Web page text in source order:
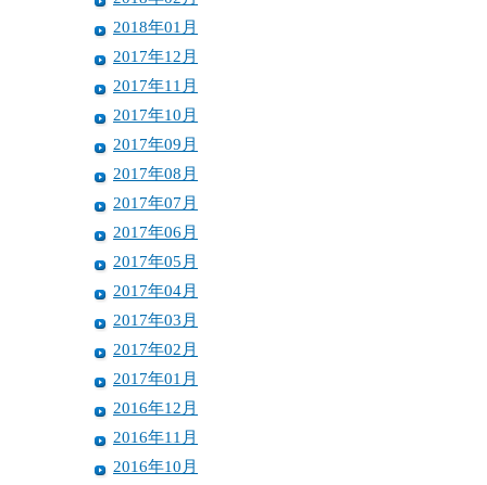
2018年01月
2017年12月
2017年11月
2017年10月
2017年09月
2017年08月
2017年07月
2017年06月
2017年05月
2017年04月
2017年03月
2017年02月
2017年01月
2016年12月
2016年11月
2016年10月